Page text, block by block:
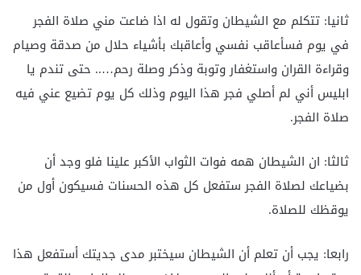
ثانيا: تتكلم مع الشيطان وتقول له اذا ضاعت مني صلاة الفجر
في يوم فسأعاقب نفسي وأعاقبك بأشياء حلال من صدقة وصيام
وقراءة القران واستغفار وتوبة وذكر وصلة رحم….. حتى تندم يا
ابليس أني لم أصلي فجر هذا اليوم وذلك كل يوم تضيع عني فيه
صلاة الفجر.
ثالثا: ان الشيطان همه فوات الثواب الأكبر علينا فلو وجد أن
بضياعك لصلاة الفجر ستفعل كل هذه الحسنات فسيكون أول من
يوقظك للصلاة.
رابعا: يجب أن تعلم أن الشيطان سيختبر مدى جديتك أستفعل هذا